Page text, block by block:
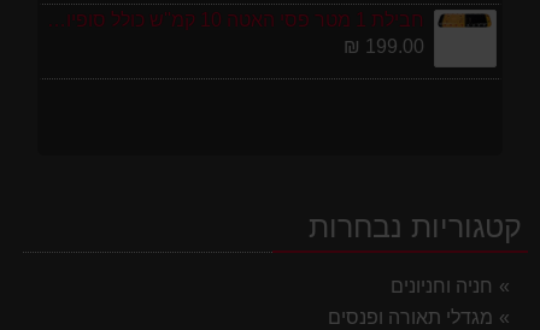
חבילת 1 מטר פסי האטה 10 קמ''ש כולל סופיות מפלסטיק
199.00 ₪
קטגוריות נבחרות
חניה וחניונים
מגדלי תאורה ופנסים